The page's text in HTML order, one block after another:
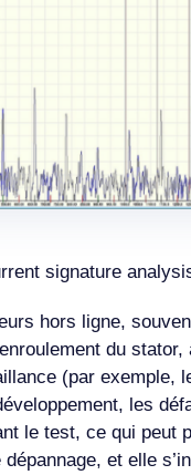
signature
hors ligne,
du
(par exemple,
les
le test, ce qui peut
et elle